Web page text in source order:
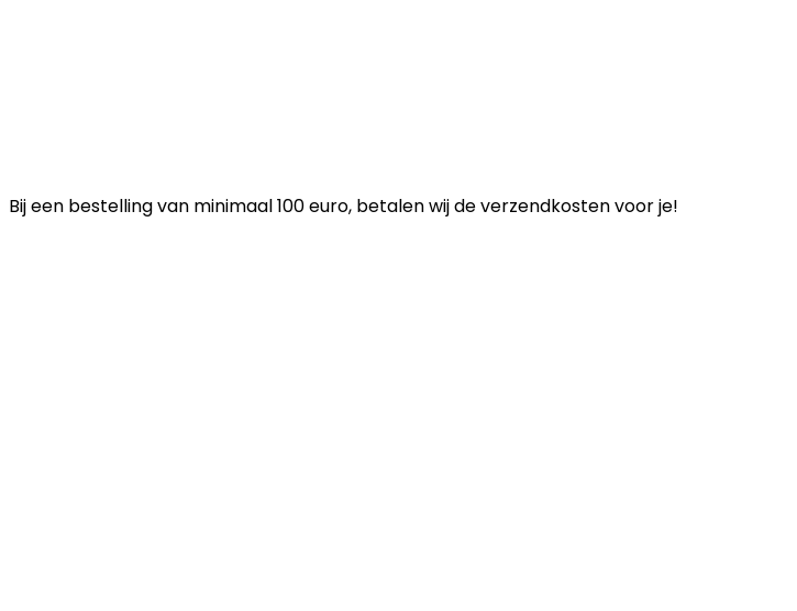
Bij een bestelling van minimaal 100 euro, betalen wij de verzendkosten voor je!